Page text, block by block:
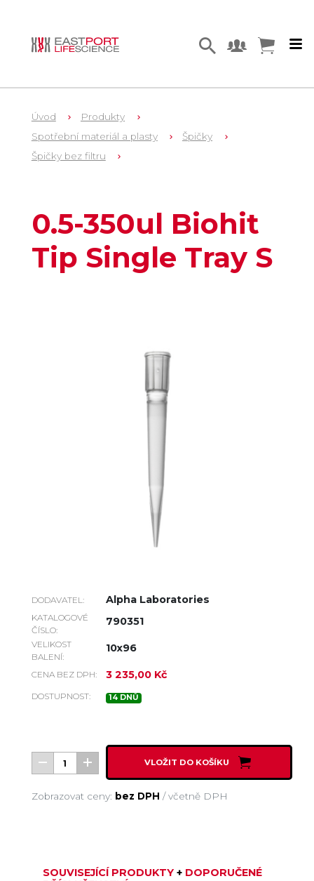
Úvod
Produkty
Spotřební materiál a plasty
Špičky
Špičky bez filtru
0.5-350ul Biohit
Tip Single Tray S
DODAVATEL: Alpha Laboratories
KATALOGOVÉ
ČÍSLO:
790351
VELIKOST
BALENÍ:
10x96
CENA BEZ DPH: 3 235,00 Kč
DOSTUPNOST: 14 DNŮ
VLOŽIT DO KOŠÍKU
Zobrazovat ceny: bez DPH /včetně DPH
SOUVISEJÍCÍ PRODUKTY +DOPORUČENÉ